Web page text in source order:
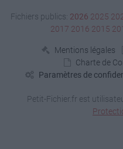
Fichiers publics: 2026 2025
2017 2016 2015
Mentions légales
Charte de
Paramètres de
Petit-Fichier.fr est